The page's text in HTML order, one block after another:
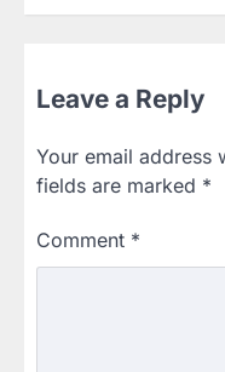
Leave a Reply
Your email address
fields are marked *
Comment *